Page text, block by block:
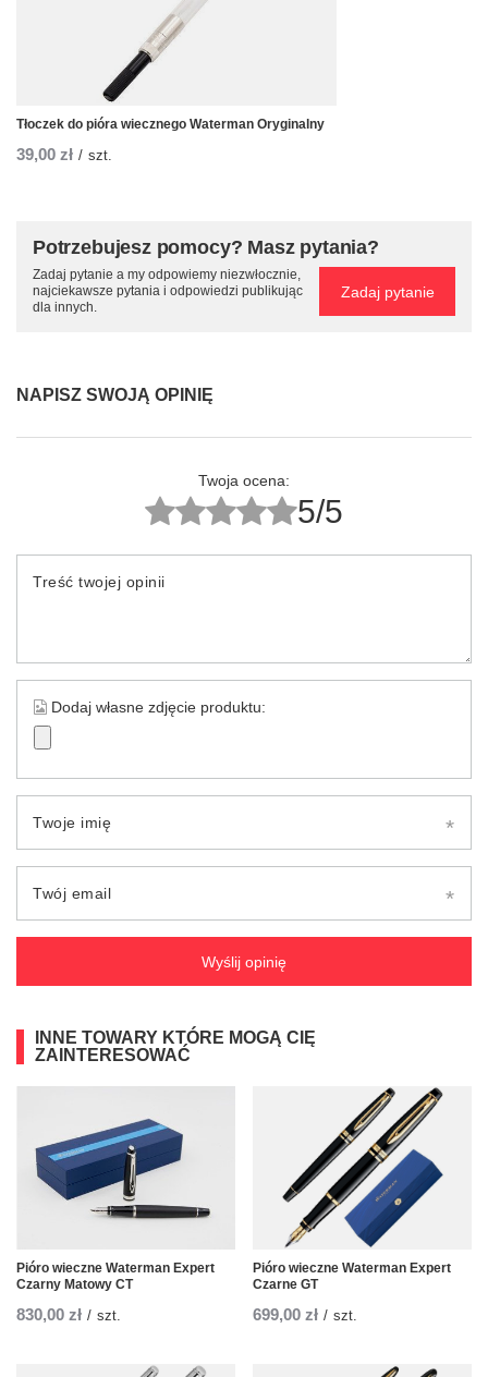
Tłoczek do pióra wiecznego Waterman Oryginalny
39,00 zł / szt.
Potrzebujesz pomocy? Masz pytania?
Zadaj pytanie a my odpowiemy niezwłocznie,
najciekawsze pytania i odpowiedzi publikując
dla innych.
Zadaj pytanie
NAPISZ SWOJĄ OPINIĘ
Twoja ocena:
5/5
Treść twojej opinii
Dodaj własne zdjęcie produktu:
Twoje imię
Twój email
Wyślij opinię
INNE TOWARY KTÓRE MOGĄ CIĘ
ZAINTERESOWAĆ
Pióro wieczne Waterman Expert
Czarny Matowy CT
830,00 zł / szt.
Pióro wieczne Waterman Expert
Czarne GT
699,00 zł / szt.